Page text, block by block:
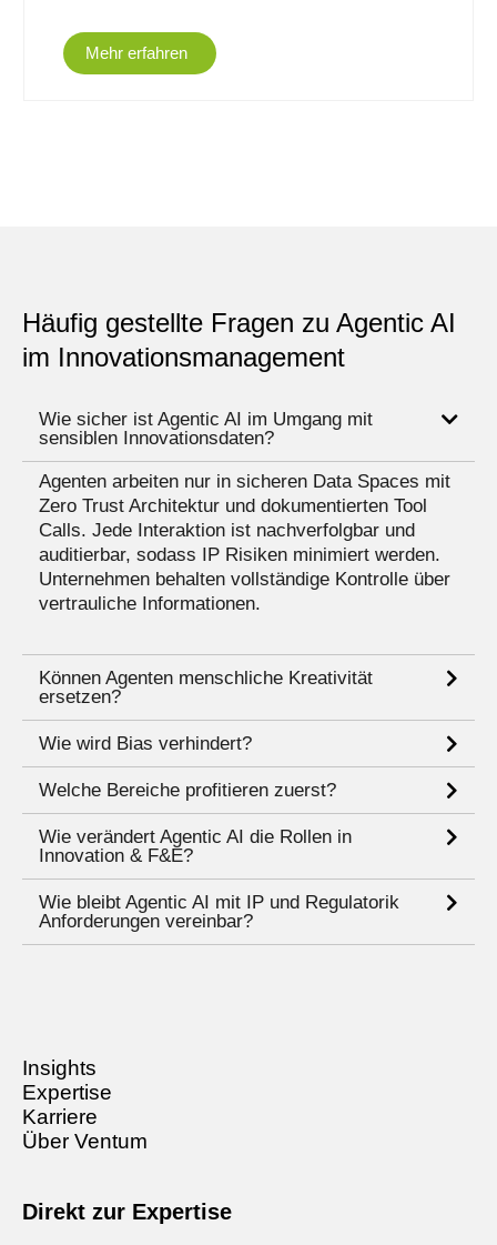
Mehr erfahren
Häufig gestellte Fragen zu Agentic AI
im Innovations­management
Wie sicher ist Agentic AI im Umgang mit
sensiblen Innovationsdaten?
Agenten arbeiten nur in sicheren Data Spaces mit
Zero Trust Architektur und dokumentierten Tool
Calls. Jede Interaktion ist nachverfolgbar und
auditierbar, sodass IP Risiken minimiert werden.
Unternehmen behalten vollständige Kontrolle über
vertrauliche Informationen.
Können Agenten menschliche Kreativität
ersetzen?
Wie wird Bias verhindert?
Welche Bereiche profitieren zuerst?
Wie verändert Agentic AI die Rollen in
Innovation & F&E?
Wie bleibt Agentic AI mit IP und Regulatorik
Anforderungen vereinbar?
Insights
Expertise
Karriere
Über Ventum
Direkt zur Expertise